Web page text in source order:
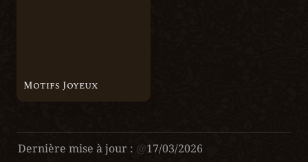
Motifs Joyeux
Dernière mise à jour : @17/03/2026